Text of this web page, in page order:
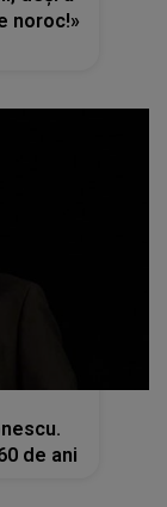
noroc!»
de ani